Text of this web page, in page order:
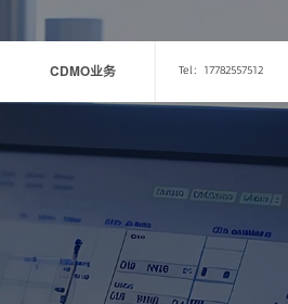
CDMO业务 Tel：17782557512